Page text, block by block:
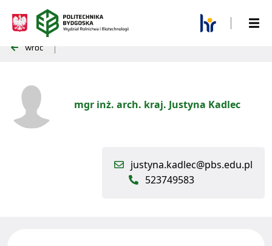
wróć
mgr inż. arch. kraj. Justyna Kadlec
justyna.kadlec@pbs.edu.pl
523749583